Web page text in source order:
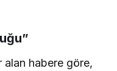
alan habere göre,